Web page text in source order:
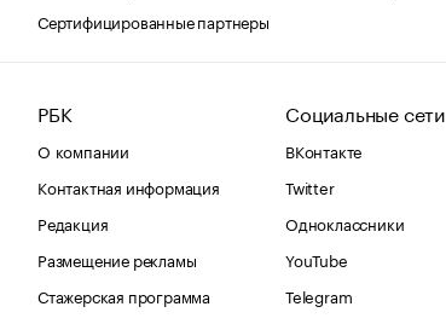
Сертифицированные партнеры
РБК
О компании
Контактная информация
Редакция
Размещение рекламы
Стажерская программа
Социальные сети
ВКонтакте
Twitter
Одноклассники
YouTube
Telegram